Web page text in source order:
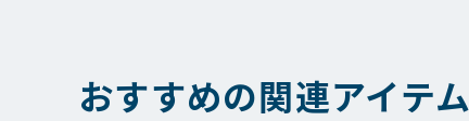
おすすめの関連アイテム